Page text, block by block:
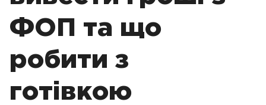
ФОП та що
робити з
готівкою